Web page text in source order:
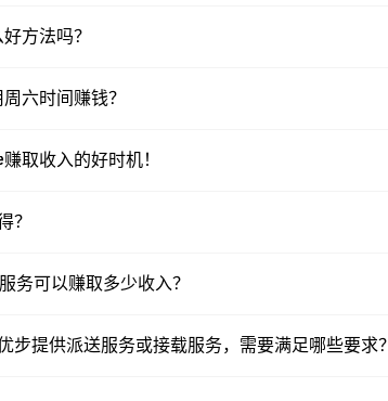
方法吗？
六时间赚钱？
取收入的好时机！
？
务可以赚取多少收入？
步提供派送服务或接载服务，需要满足哪些要求？